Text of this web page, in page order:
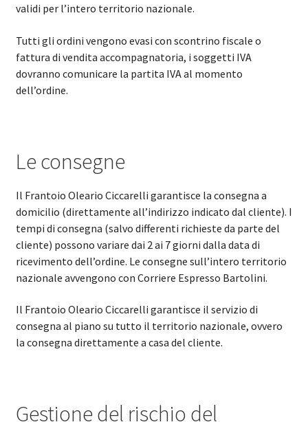
validi per l’intero territorio nazionale.
Tutti gli ordini vengono evasi con scontrino fiscale o
fattura di vendita accompagnatoria, i soggetti IVA
dovranno comunicare la partita IVA al momento
dell’ordine.
Le consegne
Il Frantoio Oleario Ciccarelli garantisce la consegna a
domicilio (direttamente all’indirizzo indicato dal cliente). I
tempi di consegna (salvo differenti richieste da parte del
cliente) possono variare dai 2 ai 7 giorni dalla data di
ricevimento dell’ordine. Le consegne sull’intero territorio
nazionale avvengono con Corriere Espresso Bartolini.
Il Frantoio Oleario Ciccarelli garantisce il servizio di
consegna al piano su tutto il territorio nazionale, ovvero
la consegna direttamente a casa del cliente.
Gestione del rischio del